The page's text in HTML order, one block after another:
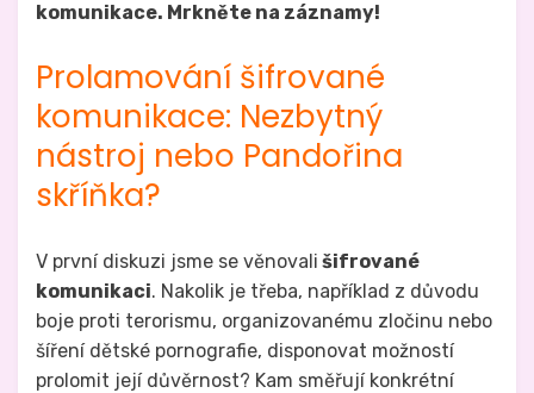
komunikace. Mrkněte na záznamy!
Prolamování šifrované
komunikace: Nezbytný
nástroj nebo Pandořina
skříňka?
V první diskuzi jsme se věnovali šifrované
komunikaci. Nakolik je třeba, například z důvodu
boje proti terorismu, organizovanému zločinu nebo
šíření dětské pornografie, disponovat možností
prolomit její důvěrnost? Kam směřují konkrétní